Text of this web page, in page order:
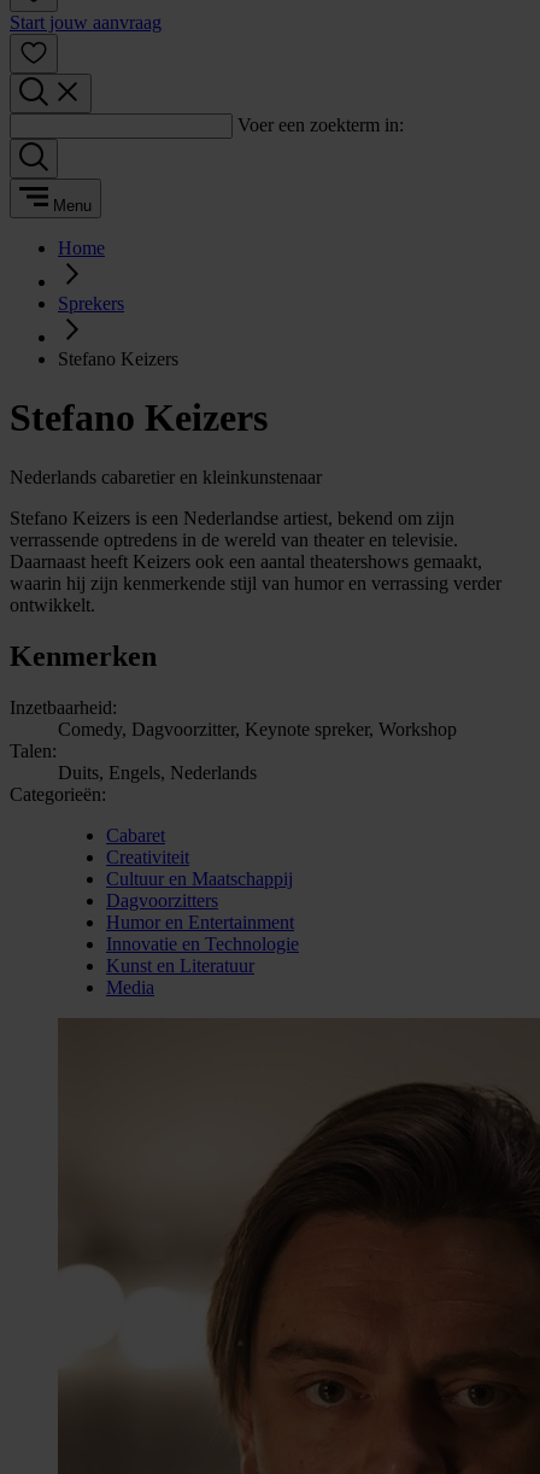
Start jouw aanvraag
Voer een zoekterm in:
Menu
Home
Sprekers
Stefano Keizers
Stefano Keizers
Nederlands cabaretier en kleinkunstenaar
Stefano Keizers is een Nederlandse artiest, bekend om zijn
verrassende optredens in de wereld van theater en televisie.
Daarnaast heeft Keizers ook een aantal theatershows gemaakt,
waarin hij zijn kenmerkende stijl van humor en verrassing verder
ontwikkelt.
Kenmerken
Inzetbaarheid:
Comedy, Dagvoorzitter, Keynote spreker, Workshop
Talen:
Duits, Engels, Nederlands
Categorieën:
Cabaret
Creativiteit
Cultuur en Maatschappij
Dagvoorzitters
Humor en Entertainment
Innovatie en Technologie
Kunst en Literatuur
Media